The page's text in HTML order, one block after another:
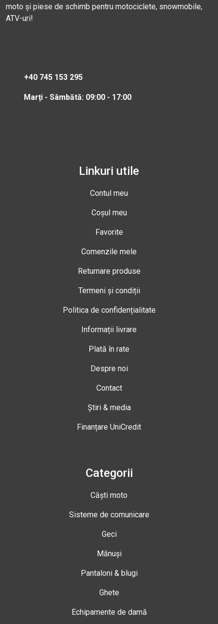
moto și piese de schimb pentru motociclete, snowmobile,
ATV-uri!
+40 745 153 295
Marți - Sâmbătă: 09:00 - 17:00
Linkuri utile
Contul meu
Coșul meu
Favorite
Comenzile mele
Returnare produse
Termeni și condiții
Politica de confidențialitate
Informații livrare
Plată în rate
Despre noi
Contact
Știri & media
Finanțare UniCredit
Categorii
Căști moto
Sisteme de comunicare
Geci
Mănuși
Pantaloni & blugi
Ghete
Echipamente de damă